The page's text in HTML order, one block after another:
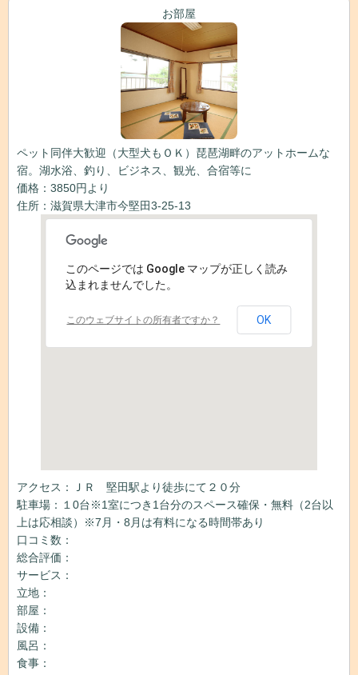
お部屋
ペット同伴大歓迎（大型犬もＯＫ）琵琶湖畔のアットホームな
宿。湖水浴、釣り、ビジネス、観光、合宿等に
価格：3850円より
住所：滋賀県大津市今堅田3-25-13
このページでは Google マップが正しく読み
込まれませんでした。
このウェブサイトの所有者ですか？ OK
アクセス：ＪＲ 堅田駅より徒歩にて２０分
駐車場：１0台※1室につき1台分のスペース確保・無料（2台以
上は応相談）※7月・8月は有料になる時間帯あり
口コミ数：
総合評価：
サービス：
立地：
部屋：
設備：
風呂：
食事：